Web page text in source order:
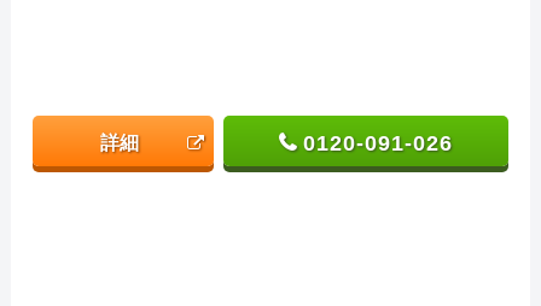
詳細 0120-091-026